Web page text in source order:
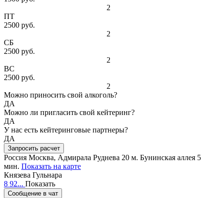
2
ПТ
2500 руб.
2
СБ
2500 руб.
2
ВС
2500 руб.
2
Можно приносить свой алкоголь?
ДА
Можно ли пригласить свой кейтеринг?
ДА
У нас есть кейтеринговые партнеры?
ДА
Запросить расчет
Россия Москва, Адмирала Руднева 20 м. Бунинская аллея 5
мин. Показать на карте
Князева Гульнара
8 92... Показать
Сообщение в чат